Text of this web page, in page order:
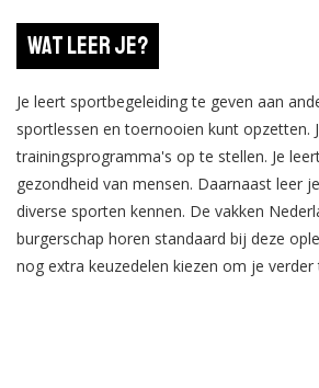
Wat leer je?
Je leert sportbegeleiding te geven aan
sportlessen en toernooien kunt opzetten.
trainingsprogramma's op te stellen. Je
gezondheid van mensen. Daarnaast leer
diverse sporten kennen. De vakken
burgerschap horen standaard bij deze
nog extra keuzedelen kiezen om je verder